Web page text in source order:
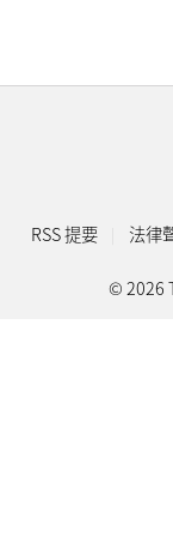
RSS 提要 法律
© 2026